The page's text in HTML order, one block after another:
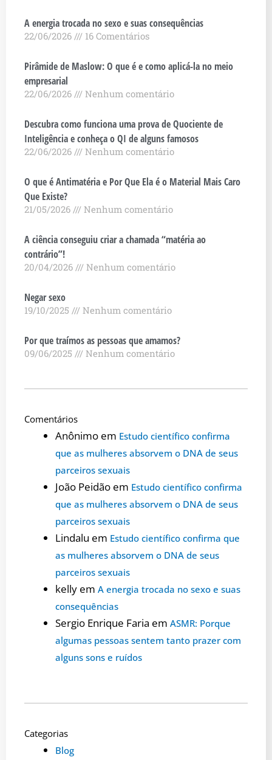
A energia trocada no sexo e suas consequências
22/06/2026 16 Comentários
Pirâmide de Maslow: O que é e como aplicá-la no meio
empresarial
22/06/2026 Nenhum comentário
Descubra como funciona uma prova de Quociente de
Inteligência e conheça o QI de alguns famosos
22/06/2026 Nenhum comentário
O que é Antimatéria e Por Que Ela é o Material Mais Caro
Que Existe?
21/05/2026 Nenhum comentário
A ciência conseguiu criar a chamada “matéria ao
contrário”!
20/04/2026 Nenhum comentário
Negar sexo
19/10/2025 Nenhum comentário
Por que traímos as pessoas que amamos?
09/06/2025 Nenhum comentário
Comentários
Anônimo em Estudo científico confirma
que as mulheres absorvem o DNA de seus
parceiros sexuais
João Peidão em Estudo científico confirma
que as mulheres absorvem o DNA de seus
parceiros sexuais
Lindalu em Estudo científico confirma que
as mulheres absorvem o DNA de seus
parceiros sexuais
kelly em A energia trocada no sexo e suas
consequências
Sergio Enrique Faria em ASMR: Porque
algumas pessoas sentem tanto prazer com
alguns sons e ruídos
Categorias
Blog